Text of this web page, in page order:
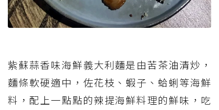
紫蘇蒜香味海鮮義大利麵是由苦茶油清炒 ，
麵條軟硬適中，佐花枝、蝦子、蛤蜊等海鮮
料，配上一點點的辣提海鮮料理的鮮味，吃